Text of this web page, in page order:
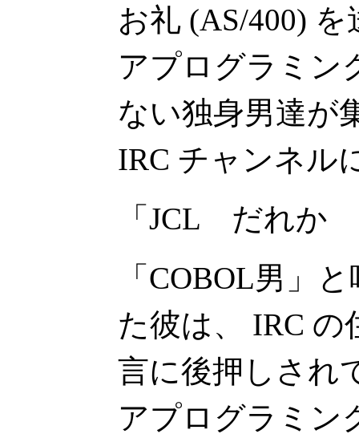
お礼 (AS/400)
アプログラミン
ない独身男達が
IRC チャンネル
「JCL だれか
「COBOL男」
た彼は、 IRC
言に後押しされ
アプログラミン